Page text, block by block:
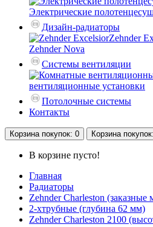
Электрические
Дизайн-радиаторы
Zehnder
Zehnder Nova
Системы вентиляции
вентиляционные установки
Потолочные системы
Контакты
Корзинапокупок: 0 Корзинапокупок
В корзине пусто!
Главная
Радиаторы
Zehnder Charleston (заказные
2-хтрубные (глубина 62 мм)
Zehnder Charleston 2100